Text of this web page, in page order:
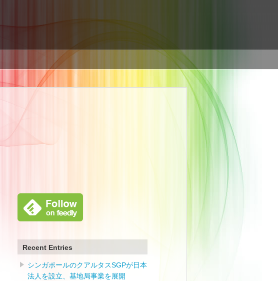
Recent Entries
シンガポールのクアルタスSGPが日本
法人を設立、基地局事業を展開